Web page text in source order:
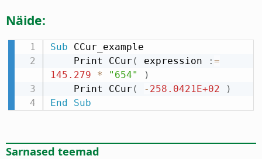
Näide:
Sub CCur_example
    Print CCur
( expression : =
145.279
* "654"
)
    Print CCur
( - 258.0421E+02
)
End
Sub
Sarnased teemad